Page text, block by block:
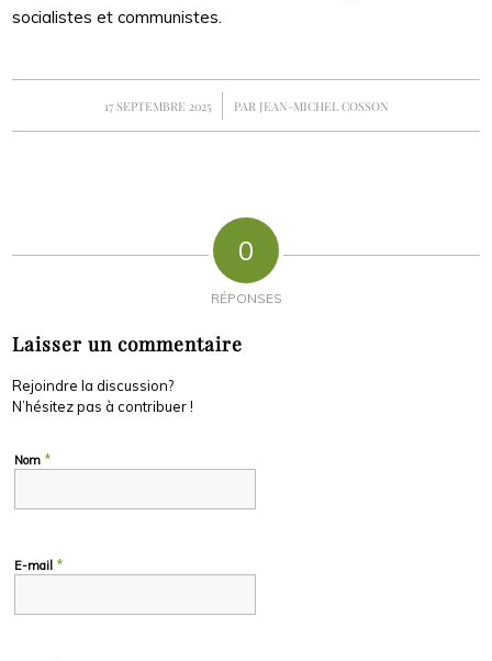
socialistes et communistes.
17 SEPTEMBRE 2025
/ PAR JEAN-MICHEL COSSON
0
RÉPONSES
Laisser un commentaire
Rejoindre la discussion?
N’hésitez pas à contribuer !
Nom *
E-mail *